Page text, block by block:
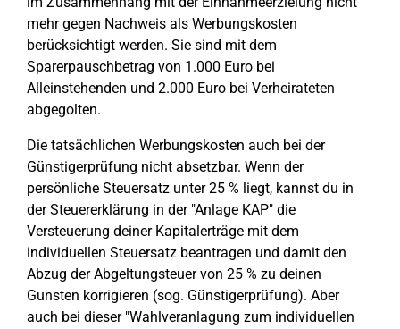
mehr gegen Nachweis als Werbungskosten
berücksichtigt werden. Sie sind mit dem
Sparerpauschbetrag von 1.000 Euro bei
Alleinstehenden und 2.000 Euro bei Verheirateten
abgegolten.
Die tatsächlichen Werbungskosten auch bei der
Günstigerprüfung nicht absetzbar. Wenn der
persönliche Steuersatz unter 25 % liegt, kannst du in
der Steuererklärung in der "Anlage KAP" die
Versteuerung deiner Kapitalerträge mit dem
individuellen Steuersatz beantragen und damit den
Abzug der Abgeltungsteuer von 25 % zu deinen
Gunsten korrigieren (sog. Günstigerprüfung). Aber
auch bei dieser "Wahlveranlagung zum individuellen